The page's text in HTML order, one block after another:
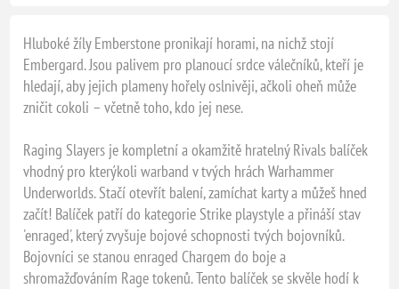
Hluboké žíly Emberstone pronikají horami, na nichž stojí
Embergard. Jsou palivem pro planoucí srdce válečníků, kteří je
hledají, aby jejich plameny hořely oslnivěji, ačkoli oheň může
zničit cokoli – včetně toho, kdo jej nese.
Raging Slayers je kompletní a okamžitě hratelný Rivals balíček
vhodný pro kterýkoli warband v tvých hrách Warhammer
Underworlds. Stačí otevřít balení, zamíchat karty a můžeš hned
začít! Balíček patří do kategorie Strike playstyle a přináší stav
'enraged', který zvyšuje bojové schopnosti tvých bojovníků.
Bojovníci se stanou enraged Chargem do boje a
shromažďováním Rage tokenů. Tento balíček se skvěle hodí k